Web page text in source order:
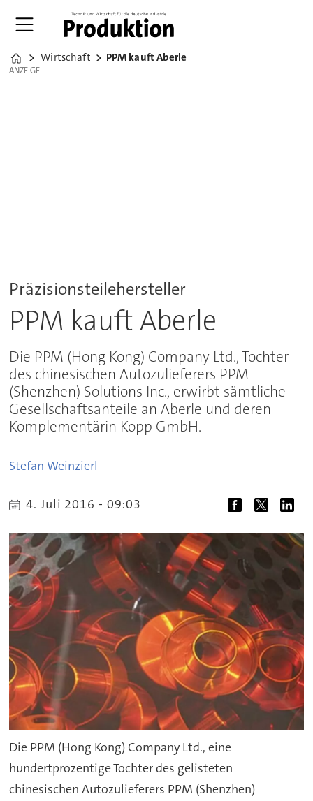
Home
Wirtschaft PPM kauft Aberle
ANZEIGE
ANZEIGE
Präzisionsteilehersteller
PPM kauft Aberle
Die PPM (Hong Kong) Company Ltd., Tochter
des chinesischen Autozulieferers PPM
(Shenzhen) Solutions Inc., erwirbt sämtliche
Gesellschaftsanteile an Aberle und deren
Komplementärin Kopp GmbH.
Stefan Weinzierl
4. Juli 2016 - 09:03
Die PPM (Hong Kong) Company Ltd., eine
hundertprozentige Tochter des gelisteten
chinesischen Autozulieferers PPM (Shenzhen)